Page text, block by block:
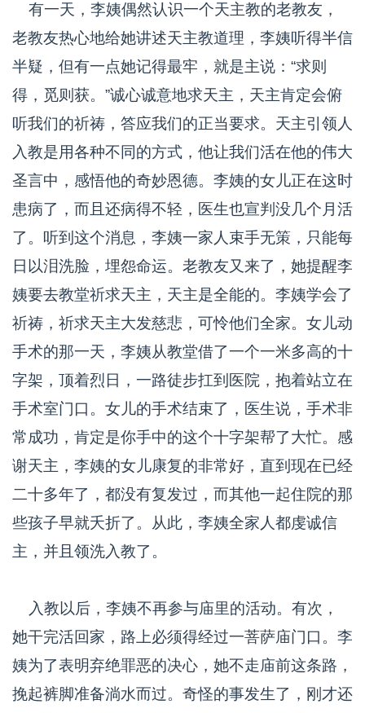
有一天，李姨偶然认识一个天主教的老教友，
老教友热心地给她讲述天主教道理，李姨听得半信
半疑，但有一点她记得最牢，就是主说：“求则
得，觅则获。”诚心诚意地求天主，天主肯定会俯
听我们的祈祷，答应我们的正当要求。天主引领人
入教是用各种不同的方式，他让我们活在他的伟大
圣言中，感悟他的奇妙恩德。李姨的女儿正在这时
患病了，而且还病得不轻，医生也宣判没几个月活
了。听到这个消息，李姨一家人束手无策，只能每
日以泪洗脸，埋怨命运。老教友又来了，她提醒李
姨要去教堂祈求天主，天主是全能的。李姨学会了
祈祷，祈求天主大发慈悲，可怜他们全家。女儿动
手术的那一天，李姨从教堂借了一个一米多高的十
字架，顶着烈日，一路徒步扛到医院，抱着站立在
手术室门口。女儿的手术结束了，医生说，手术非
常成功，肯定是你手中的这个十字架帮了大忙。感
谢天主，李姨的女儿康复的非常好，直到现在已经
二十多年了，都没有复发过，而其他一起住院的那
些孩子早就夭折了。从此，李姨全家人都虔诚信
主，并且领洗入教了。
入教以后，李姨不再参与庙里的活动。有次，
她干完活回家，路上必须得经过一菩萨庙门口。李
姨为了表明弃绝罪恶的决心，她不走庙前这条路，
挽起裤脚准备淌水而过。奇怪的事发生了，刚才还